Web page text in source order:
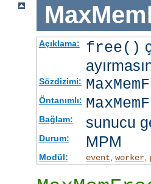
Açıklama: free()
Sözdizimi:
Öntanımlı:
Bağlam: sunucu
Durum: MPM
Modül: event worker,